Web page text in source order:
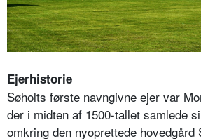
Ejerhistorie
Søholts første navngivne ejer var
der i midten af 1500-tallet samlede
omkring den nyoprettede hovedgård